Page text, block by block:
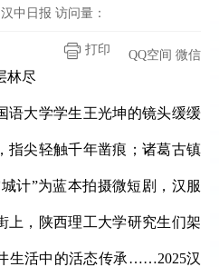
汉中日报 访问量：
打印 QQ空间 微信
林尽
语大学学生王光坤的镜头缓缓
指尖轻触千年凿痕；诸葛古镇
计”为蓝本拍摄微短剧，汉服
上，陕西理工大学研究生们架
生活中的活态传承……2025汉